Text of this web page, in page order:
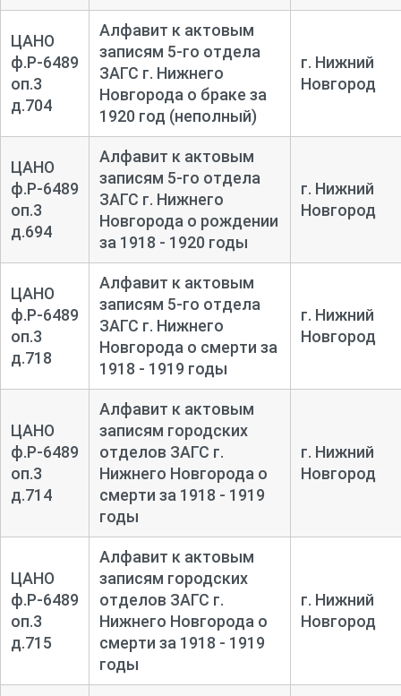
ЦАНО
ф.Р-6489
оп.3
д.704
Алфавит к актовым
записям 5-го отдела
ЗАГС г. Нижнего
Новгорода о браке за
1920 год (неполный)
г. Нижний
Новгород
ЦАНО
ф.Р-6489
оп.3
д.694
Алфавит к актовым
записям 5-го отдела
ЗАГС г. Нижнего
Новгорода о рождении
за 1918 - 1920 годы
г. Нижний
Новгород
ЦАНО
ф.Р-6489
оп.3
д.718
Алфавит к актовым
записям 5-го отдела
ЗАГС г. Нижнего
Новгорода о смерти за
1918 - 1919 годы
г. Нижний
Новгород
ЦАНО
ф.Р-6489
оп.3
д.714
Алфавит к актовым
записям городских
отделов ЗАГС г.
Нижнего Новгорода о
смерти за 1918 - 1919
годы
г. Нижний
Новгород
ЦАНО
ф.Р-6489
оп.3
д.715
Алфавит к актовым
записям городских
отделов ЗАГС г.
Нижнего Новгорода о
смерти за 1918 - 1919
годы
г. Нижний
Новгород